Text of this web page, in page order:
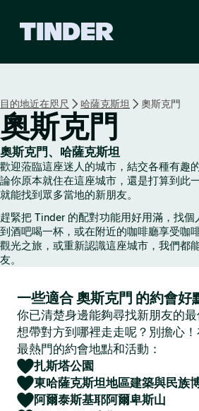
r
目的地近在咫尺 哈薩克斯坦 奧斯克門
奧斯克門
奧斯克門、哈薩克斯坦
歡迎蒞臨這座迷人的城市，結交各種有趣
論你原本就住在這座城市，還是打算到此
就能找到眾多當地的新朋友。
趕緊把 Tinder 的配對功能用好用滿，找個
到酒吧喝一杯，或在附近的咖啡廳享受咖
觀光之旅，或重新認識這座城市，我們都
友。
一些適合 奧斯克門 的約會好
你已清楚身邊能夠尋找新朋友的
想帶對方到哪裡走走呢？別擔心
最熱門的約會地點和活動：
扎斯塔公園
東哈薩克斯坦地區建築與民族
阿爾泰斯基耶阿爾卑斯山